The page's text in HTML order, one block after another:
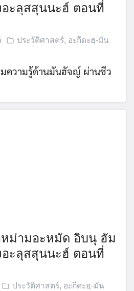
อะลุสสุนนะฮ์ ตอนที่
ประวัติศาสตร์, อะกีดะฮฺ-มัน
มความรู้ด้านมันฮัจญ์ ผ่านชีว
ม่ามอะหมัด อิบนุ ฮัม
อะลุสสุนนะฮ์ ตอนที่
ประวัติศาสตร์, อะกีดะฮฺ-มัน